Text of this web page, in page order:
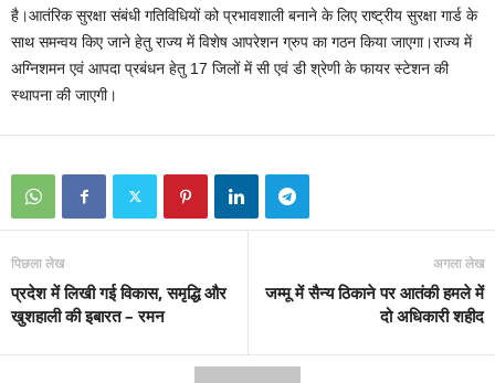
है।आतंरिक सुरक्षा संबंधी गतिविधियों को प्रभावशाली बनाने के लिए राष्ट्रीय सुरक्षा गार्ड के
साथ समन्वय किए जाने हेतु राज्य में विशेष आपरेशन ग्रुप का गठन किया जाएगा।राज्य में
अग्निशमन एवं आपदा प्रबंधन हेतु 17 जिलों में सी एवं डी श्रेणी के फायर स्टेशन की
स्थापना की जाएगी।
पिछला लेख
प्रदेश में लिखी गई विकास, समृद्धि और
खुशहाली की इबारत – रमन
अगला लेख
जम्मू में सैन्य ठिकाने पर आतंकी हमले में
दो अधिकारी शहीद